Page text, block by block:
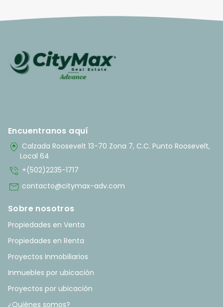
Encuentranos aquí
home_pin Calzada Roosevelt 13-70 Zona 7, C.C. Punto Roosevelt,
Local 64
phone_in_talk +(502)2235-1717
mail contacto@citymax-adv.com
Sobre nosotros
Propiedades en Venta
Propiedades en Renta
Proyectos Inmobiliarios
Inmuebles por ubicación
Proyectos por ubicación
¿Quiénes somos?